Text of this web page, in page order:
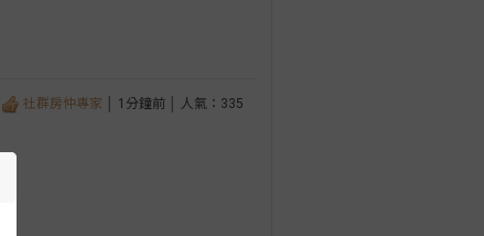
社群房仲專家 │ 1分鐘前 │ 人氣：335